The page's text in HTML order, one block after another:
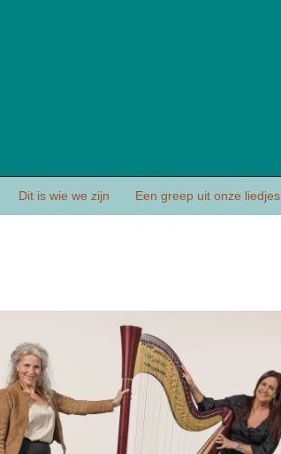
Dit is wie we zijn Een greep uit onze liedjes